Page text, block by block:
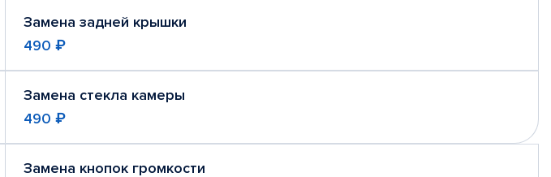
Замена задней крышки
490 ₽
Замена стекла камеры
490 ₽
Замена кнопок громкости